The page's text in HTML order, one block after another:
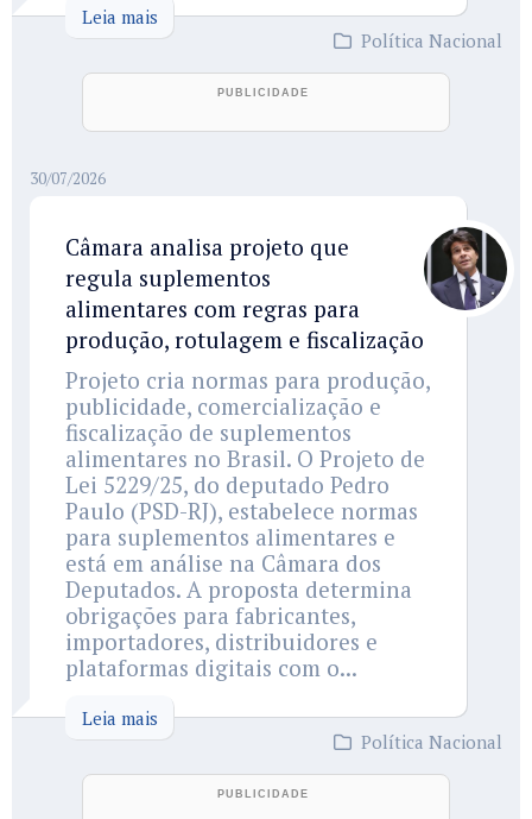
Leia mais
Política Nacional
30/07/2026
Câmara analisa projeto que
regula suplementos
alimentares com regras para
produção, rotulagem e fiscalização
Projeto cria normas para produção,
publicidade, comercialização e
fiscalização de suplementos
alimentares no Brasil. O Projeto de
Lei 5229/25, do deputado Pedro
Paulo (PSD-RJ), estabelece normas
para suplementos alimentares e
está em análise na Câmara dos
Deputados. A proposta determina
obrigações para fabricantes,
importadores, distribuidores e
plataformas digitais com o...
Leia mais
Política Nacional